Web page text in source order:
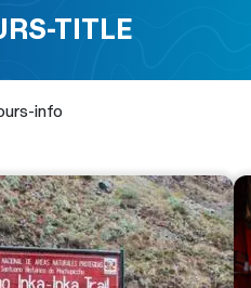
TITLE
info